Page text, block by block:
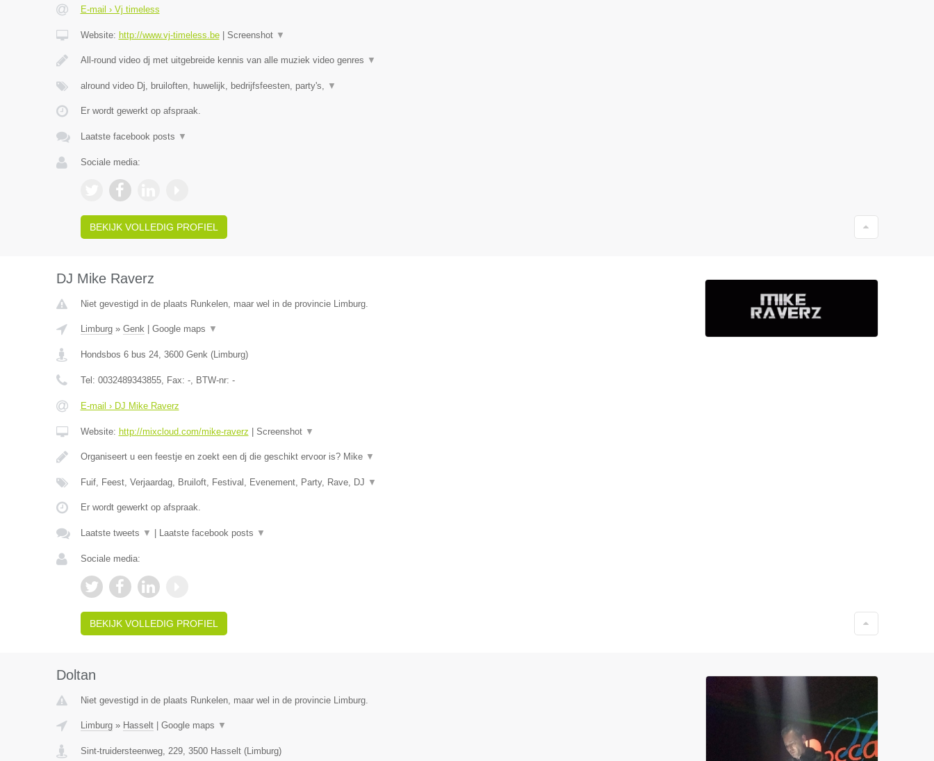
E-mail › Vj timeless
Website: http://www.vj-timeless.be| Screenshot ▼
All-round video dj met uitgebreide kennis van alle muziek video genres ▼
alround video Dj, bruiloften, huwelijk, bedrijfsfeesten, party's, ▼
Er wordt gewerkt op afspraak.
Laatste facebook posts ▼
Sociale media:
BEKIJK VOLLEDIG PROFIEL
DJ Mike Raverz
Niet gevestigd in de plaats Runkelen, maar wel in de provincie Limburg.
Limburg» Genk| Google maps ▼
Hondsbos 6 bus 24, 3600 Genk(Limburg)
Tel: 0032489343855, Fax: -, BTW-nr: -
E-mail › DJ Mike Raverz
Website: http://mixcloud.com/mike-raverz Screenshot ▼
Organiseert u een feestje en zoekt een dj die geschikt ervoor is? Mike ▼
Fuif, Feest, Verjaardag, Bruiloft, Festival, Evenement, Party, Rave, DJ ▼
Er wordt gewerkt op afspraak.
Laatste tweets ▼ Laatste facebook posts ▼
Sociale media:
BEKIJK VOLLEDIG PROFIEL
Doltan
Niet gevestigd in de plaats Runkelen, maar wel in de provincie Limburg.
Limburg» Hasselt| Google maps ▼
Sint-truidersteenweg, 229, 3500 Hasselt(Limburg)